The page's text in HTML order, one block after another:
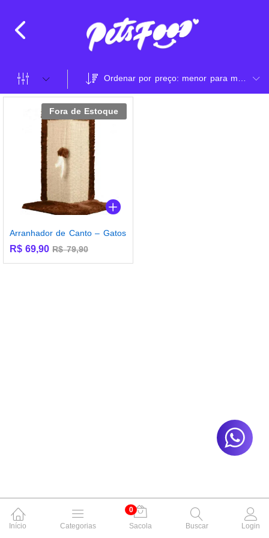
Fora de Estoque
Arranhador de Canto – Gatos
R$ 69,90 R$79,90
Início Categorias
0
Sacola
Buscar Login